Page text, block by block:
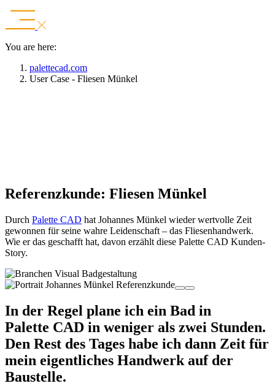
You are here:
palettecad.com
User Case - Fliesen Münkel
Referenzkunde: Fliesen Münkel
Durch Palette CAD hat Johannes Münkel wieder wertvolle Zeit
gewonnen für seine wahre Leidenschaft – das Fliesenhandwerk.
Wie er das geschafft hat, davon erzählt diese Palette CAD Kunden-
Story.
In der Regel plane ich ein Bad in
Palette CAD in weniger als zwei Stunden.
Den Rest des Tages habe ich dann Zeit für
mein eigentliches Handwerk auf der
Baustelle.